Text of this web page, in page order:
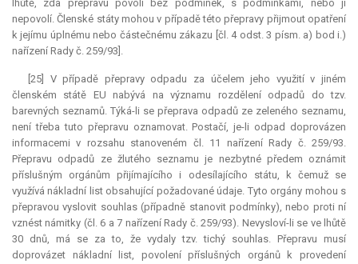
lhůtě, zda přepravu povolí bez podmínek, s podmínkami, nebo ji
nepovolí. Členské státy mohou v případě této přepravy přijmout opatření
k jejímu úplnému nebo částečnému zákazu [čl. 4 odst. 3 písm. a) bod i.)
nařízení Rady č. 259/93].
[25] V případě přepravy odpadu za účelem jeho využití v jiném
členském státě EU nabývá na významu rozdělení odpadů do tzv.
barevných seznamů. Týká-li se přeprava odpadů ze zeleného seznamu,
není třeba tuto přepravu oznamovat. Postačí, je-li odpad doprovázen
informacemi v rozsahu stanoveném čl. 11 nařízení Rady č. 259/93.
Přepravu odpadů ze žlutého seznamu je nezbytné předem oznámit
příslušným orgánům přijímajícího i odesílajícího státu, k čemuž se
využívá nákladní list obsahující požadované údaje. Tyto orgány mohou s
přepravou vyslovit souhlas (případně stanovit podmínky), nebo proti ní
vznést námitky (čl. 6 a 7 nařízení Rady č. 259/93). Nevysloví-li se ve lhůtě
30 dnů, má se za to, že vydaly tzv. tichý souhlas. Přepravu musí
doprovázet nákladní list, povolení příslušných orgánů k provedení